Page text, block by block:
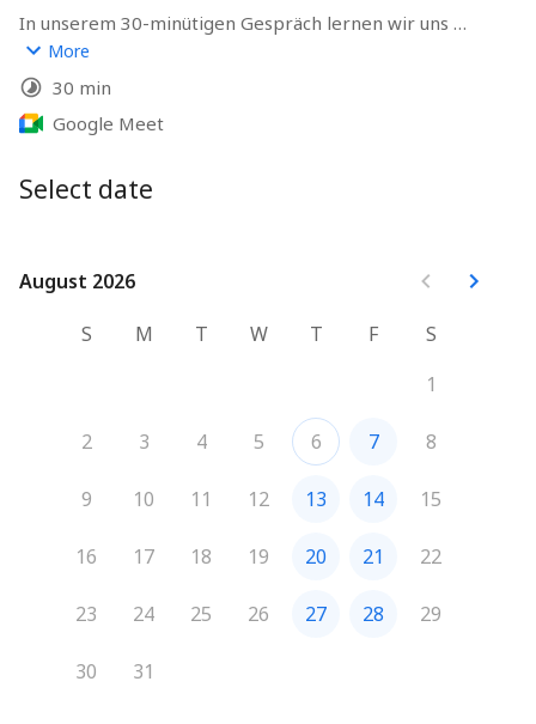
In unserem 30-minütigen Gespräch lernen wir uns
persönlich kennen, besprechen deine Ziele und welche
Schritte wir unternehmen können, um sie zu erreichen.
More
30 min
Google Meet
Select date
August 2026
August 2026
S
M T W T F
S
1
2 3 4 5 6 7 8
9 10 11 12 13 14 15
16 17 18 19 20 21 22
23 24 25 26 27 28 29
30 31